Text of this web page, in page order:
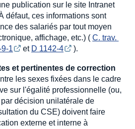
publication sur le site Intranet
défaut, ces informations sont
des salariés par tout moyen
affichage, etc.) ( C. trav.
9-1 et D 1142-4 ).
et pertinentes de correction
les sexes fixées dans le cadre
sur l'égalité professionnelle (ou,
décision unilatérale de
du CSE) doivent faire
externe et interne à